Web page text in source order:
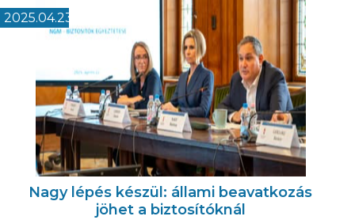
2025.04.23
Nagy lépés készül: állami beavatkozás
jöhet a biztosítóknál